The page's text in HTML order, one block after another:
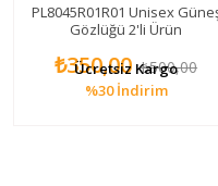
Unisex Güneş
Gözlüğü 2'li Ürün
₺350,00 ₺500,00
İndirim
Ücretsiz Kargo